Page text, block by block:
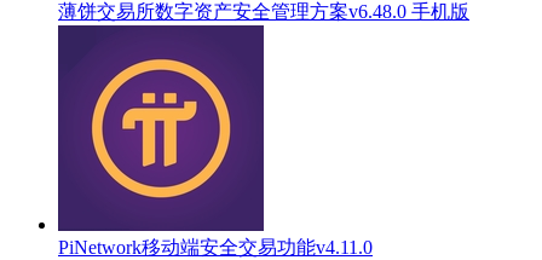
薄饼交易所数字资产安全管理方案v6.48.0 手机版
PiNetwork移动端安全交易功能v4.11.0